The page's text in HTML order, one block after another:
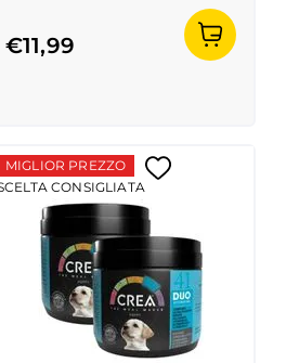
€11,99
MIGLIOR PREZZO
CONSIGLIATA